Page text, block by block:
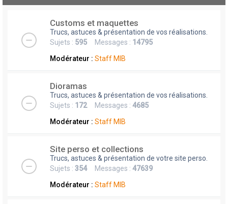
Customs et maquettes
Trucs, astuces & présentation de vos réalisations.
Sujets : 595 Messages : 14795
Modérateur : Staff MIB
Dioramas
Trucs, astuces & présentation de vos réalisations.
Sujets : 172Messages : 4685
Modérateur : Staff MIB
Site perso et collections
Trucs, astuces & présentation de votre site perso.
Sujets : 354Messages : 47639
Modérateur : Staff MIB